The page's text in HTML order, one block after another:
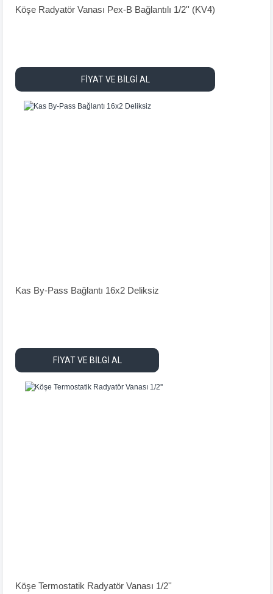
Köşe Radyatör Vanası Pex-B Bağlantılı 1/2'' (KV4)
FİYAT VE BİLGİ AL
Kas By-Pass Bağlantı 16x2 Deliksiz
FİYAT VE BİLGİ AL
Köşe Termostatik Radyatör Vanası 1/2''